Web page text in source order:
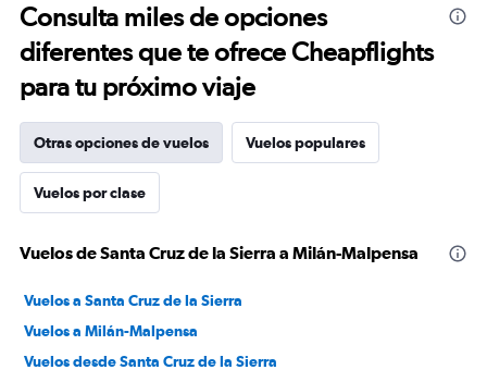
Consulta miles de opciones
diferentes que te ofrece Cheapflights
para tu próximo viaje
Otras opciones de vuelos Vuelos populares
Vuelos por clase
Vuelos de Santa Cruz de la Sierra a Milán-Malpensa
Vuelos a Santa Cruz de la Sierra
Vuelos a Milán-Malpensa
Vuelos desde Santa Cruz de la Sierra